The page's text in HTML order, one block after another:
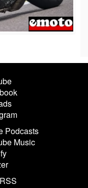
Podcasts
Music